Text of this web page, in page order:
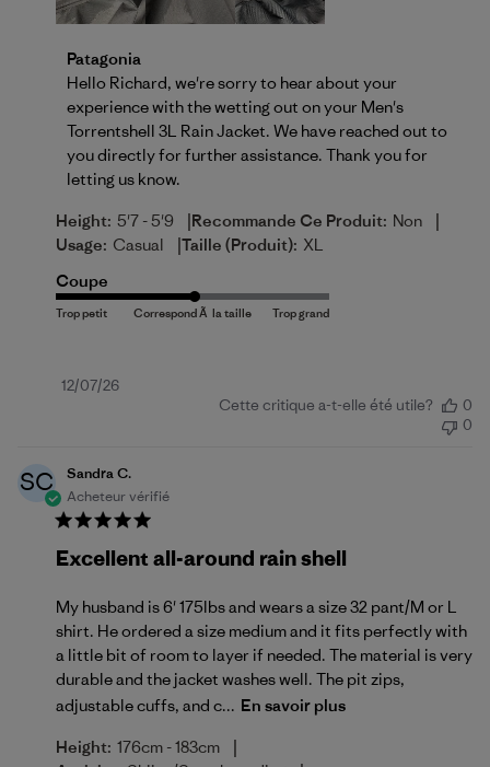
Commentaires du propriétaire du magasin sur
Patagonia
Hello Richard, we're sorry to hear about your
experience with the wetting out on your Men's
Torrentshell 3L Rain Jacket. We have reached out to
you directly for further assistance. Thank you for
letting us know.
Height: 5'7 - 5'9 |Recommande Ce Produit: Non |
Usage: Casual |Taille (produit): XL
Coupe
Date
12/07/26
Cette critique a-t-elle été utile?
0
0
SC
Sandra C.
Acheteur vérifié
Excellent all-around rain shell
My husband is 6' 175lbs and wears a size 32 pant/M or L
shirt. He ordered a size medium and it fits perfectly with
a little bit of room to layer if needed. The material is very
durable and the jacket washes well. The pit zips,
adjustable cuffs, and c... En savoir plus
Height: 176cm - 183cm |